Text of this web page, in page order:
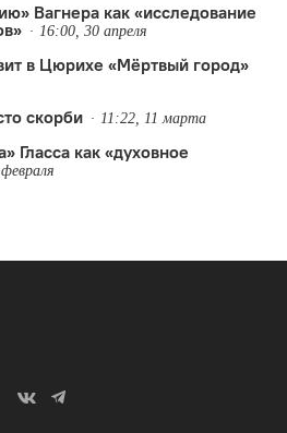
Вагнера как «исследование
16:00, 30 апреля
в Цюрихе «Мёртвый город»
скорби 11:22, 11 марта
Гласса как «духовное